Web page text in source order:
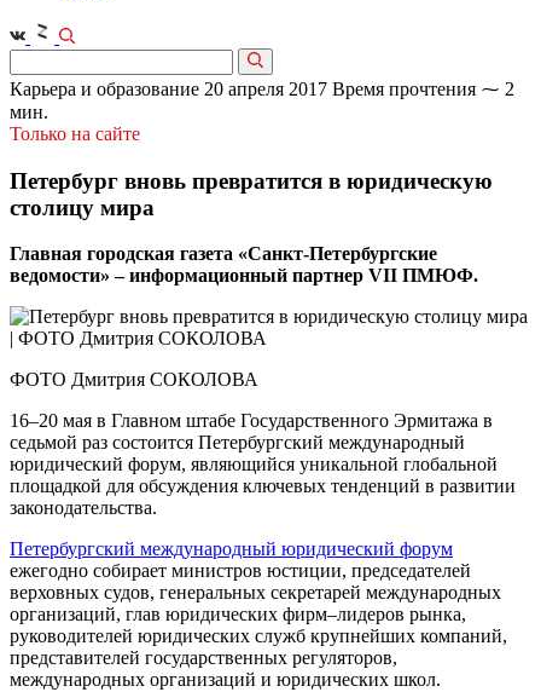
Карьера и образование 20 апреля 2017 Время прочтения ⁓ 2
мин.
Только на сайте
Петербург вновь превратится в юридическую
столицу мира
Главная городская газета «Санкт-Петербургские
ведомости» – информационный партнер VII ПМЮФ.
ФОТО Дмитрия СОКОЛОВА
16–20 мая в Главном штабе Государственного Эрмитажа в
седьмой раз состоится Петербургский международный
юридический форум, являющийся уникальной глобальной
площадкой для обсуждения ключевых тенденций в развитии
законодательства.
Петербургский международный юридический форум
ежегодно собирает министров юстиции, председателей
верховных судов, генеральных секретарей международных
организаций, глав юридических фирм–лидеров рынка,
руководителей юридических служб крупнейших компаний,
представителей государственных регуляторов,
международных организаций и юридических школ.